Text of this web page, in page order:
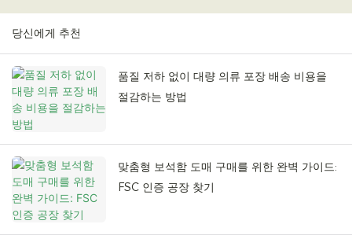
당신에게 추천
품질 저하 없이 대량 의류 포장 배송 비용을
절감하는 방법
맞춤형 보석함 도매 구매를 위한 완벽 가이드:
FSC 인증 공장 찾기